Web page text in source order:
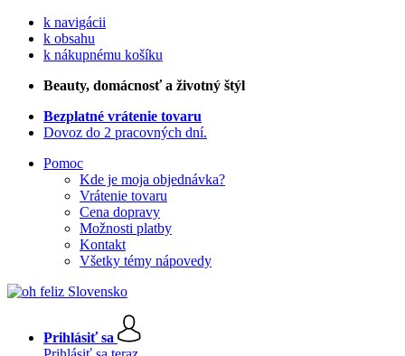
k navigácii
k obsahu
k nákupnému košíku
Beauty, domácnosť a životný štýl
Bezplatné vrátenie tovaru
Dovoz do 2 pracovných dní.
Pomoc
Kde je moja objednávka?
Vrátenie tovaru
Cena dopravy
Možnosti platby
Kontakt
Všetky témy nápovedy
Prihlásiť sa